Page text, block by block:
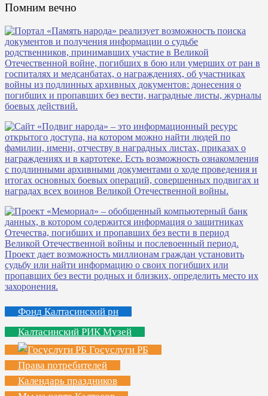
Помним вечно
Фонд Калтасинский рн
Калтасинский РИК Музей
Госуслуги РБ
Права потребителей
Календарь праздников